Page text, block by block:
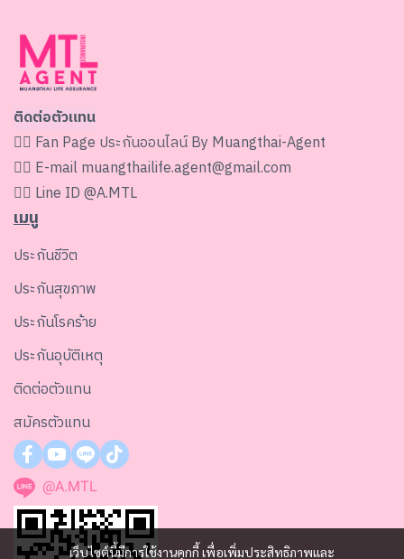
เว็บไซต์นี้มีการใช้งานคุกกี้ เพื่อเพิ่มประสิทธิภาพและ
ติดต่อตัวแทน
👉🏻 Fan Page ประกันออนไลน์ By Muangthai-Agent
👉🏻 E-mailmuangthailife.agent@gmail.com
👉🏻 Line ID@A.MTL
เมนู
ประกันชีวิต
ประกันสุขภาพ
ประกันโรคร้าย
ประกันอุบัติเหตุ
ติดต่อตัวแทน
สมัครตัวแทน
@A.MTL